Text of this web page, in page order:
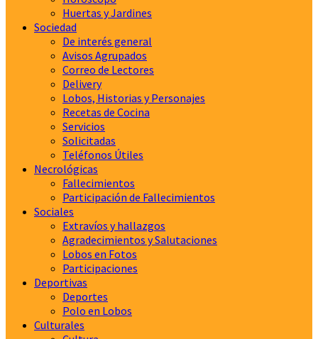
Huertas y Jardines
Sociedad
De interés general
Avisos Agrupados
Correo de Lectores
Delivery
Lobos, Historias y Personajes
Recetas de Cocina
Servicios
Solicitadas
Teléfonos Útiles
Necrológicas
Fallecimientos
Participación de Fallecimientos
Sociales
Extravíos y hallazgos
Agradecimientos y Salutaciones
Lobos en Fotos
Participaciones
Deportivas
Deportes
Polo en Lobos
Culturales